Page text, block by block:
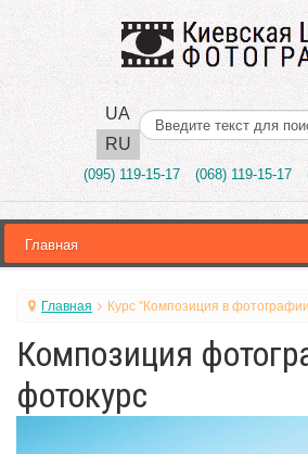
UA
RU
Поиск..
(095) 119-15-17 (068) 119-15-17
Главная Курс "Композиция в
Композиция
фотокурс